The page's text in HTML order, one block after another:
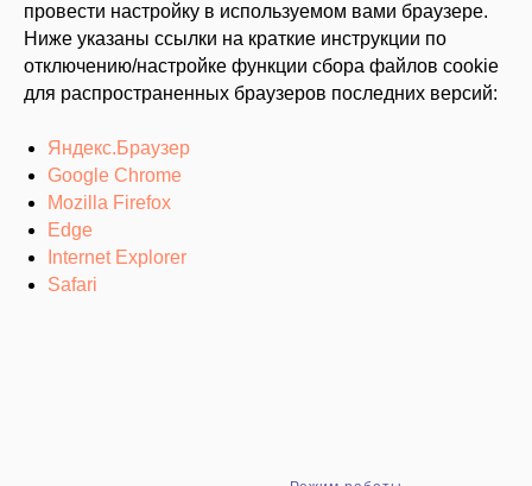
провести настройку в используемом вами браузере.
Ниже указаны ссылки на краткие инструкции по
отключению/настройке функции сбора файлов cookie
для распространенных браузеров последних версий:
Яндекс.Браузер
Google Chrome
Mozilla Firefox
Edge
Internet Explorer
Safari